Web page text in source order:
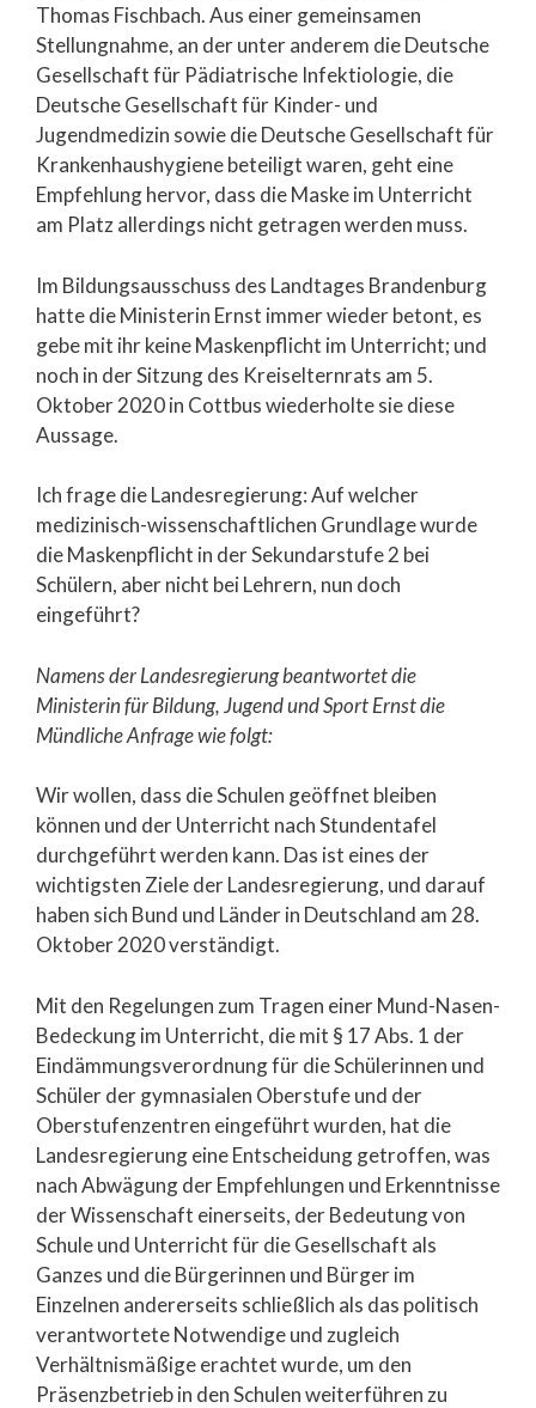
Thomas Fischbach. Aus einer gemeinsamen
Stellungnahme, an der unter anderem die Deutsche
Gesellschaft für Pädiatrische Infektiologie, die
Deutsche Gesellschaft für Kinder- und
Jugendmedizin sowie die Deutsche Gesellschaft für
Krankenhaushygiene beteiligt waren, geht eine
Empfehlung hervor, dass die Maske im Unterricht
am Platz allerdings nicht getragen werden muss.
Im Bildungsausschuss des Landtages Brandenburg
hatte die Ministerin Ernst immer wieder betont, es
gebe mit ihr keine Maskenpflicht im Unterricht; und
noch in der Sitzung des Kreiselternrats am 5.
Oktober 2020 in Cottbus wiederholte sie diese
Aussage.
Ich frage die Landesregierung: Auf welcher
medizinisch-wissenschaftlichen Grundlage wurde
die Maskenpflicht in der Sekundarstufe 2 bei
Schülern, aber nicht bei Lehrern, nun doch
eingeführt?
Namens der Landesregierung beantwortet die
Ministerin für Bildung, Jugend und Sport Ernst die
Mündliche Anfrage wie folgt:
Wir wollen, dass die Schulen geöffnet bleiben
können und der Unterricht nach Stundentafel
durchgeführt werden kann. Das ist eines der
wichtigsten Ziele der Landesregierung, und darauf
haben sich Bund und Länder in Deutschland am 28.
Oktober 2020 verständigt.
Mit den Regelungen zum Tragen einer Mund-Nasen-
Bedeckung im Unterricht, die mit § 17 Abs. 1 der
Eindämmungsverordnung für die Schülerinnen und
Schüler der gymnasialen Oberstufe und der
Oberstufenzentren eingeführt wurden, hat die
Landesregierung eine Entscheidung getroffen, was
nach Abwägung der Empfehlungen und Erkenntnisse
der Wissenschaft einerseits, der Bedeutung von
Schule und Unterricht für die Gesellschaft als
Ganzes und die Bürgerinnen und Bürger im
Einzelnen andererseits schließlich als das politisch
verantwortete Notwendige und zugleich
Verhältnismäßige erachtet wurde, um den
Präsenzbetrieb in den Schulen weiterführen zu